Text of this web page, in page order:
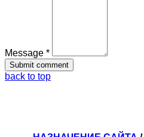
Message *
back to top